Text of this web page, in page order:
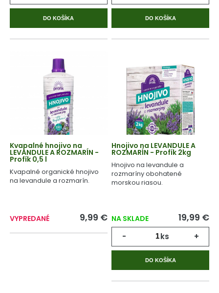
DO KOŠÍKA DO KOŠÍKA
Kvapalné hnojivo na
LEVANDULE A ROZMARÍN -
Profík 0,5 l
Kvapalné organické hnojivo
na levandule a rozmarín.
VYPREDANÉ 9,99 €
Hnojivo na LEVANDULE A
ROZMARÍN - Profík 2kg
Hnojivo na levandule a
rozmaríny obohatené
morskou riasou.
NA SKLADE 19,99 €
- ks +
DO KOŠÍKA